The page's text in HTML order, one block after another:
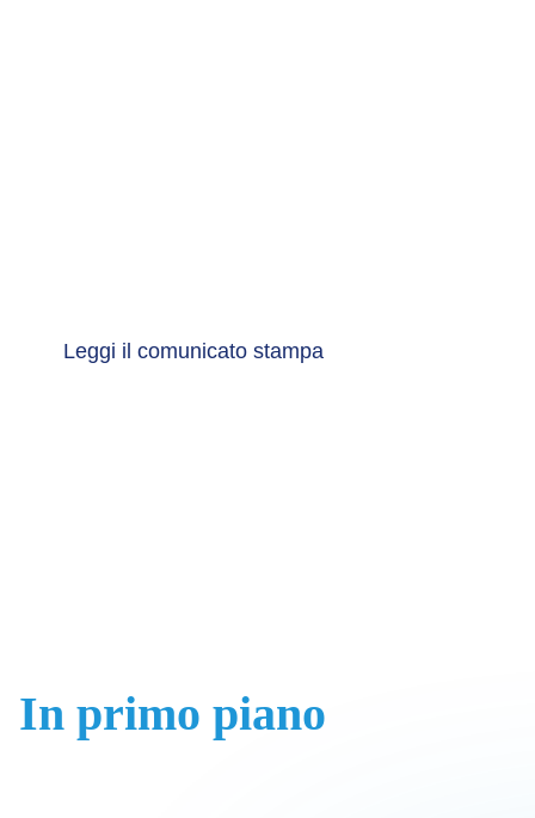
Leggi il comunicato stampa
In primo piano